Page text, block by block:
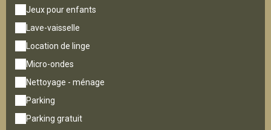
Jeux pour enfants
Lave-vaisselle
Location de linge
Micro-ondes
Nettoyage - ménage
Parking
Parking gratuit